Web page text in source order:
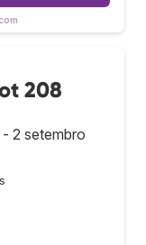
208
2 setembro